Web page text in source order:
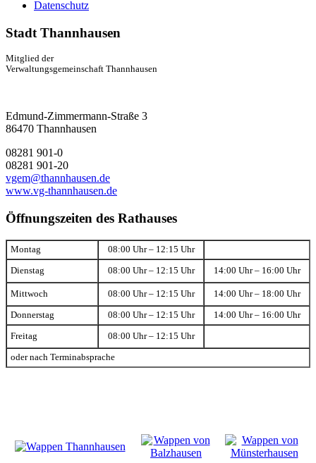
Datenschutz
Stadt Thannhausen
Mitglied der
Verwaltungsgemeinschaft Thannhausen
Edmund-Zimmermann-Straße 3
86470 Thannhausen
08281 901-0
08281 901-20
vgem@thannhausen.de
www.vg-thannhausen.de
Öffnungszeiten des Rathauses
Montag 08:00 Uhr – 12:15 Uhr
Dienstag 08:00 Uhr – 12:15 Uhr 14:00 Uhr – 16:00 Uhr
Mittwoch 08:00 Uhr – 12:15 Uhr 14:00 Uhr – 18:00 Uhr
Donnerstag 08:00 Uhr – 12:15 Uhr 14:00 Uhr – 16:00 Uhr
Freitag 08:00 Uhr – 12:15 Uhr
oder nach Terminabsprache